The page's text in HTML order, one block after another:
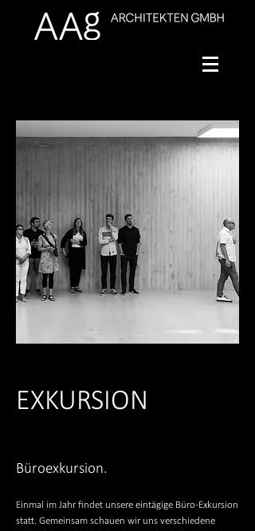
EXKURSION
Büroexkursion.
Einmal im Jahr findet unsere eintägige Büro-Exkursion
statt. Gemeinsam schauen wir uns verschiedene